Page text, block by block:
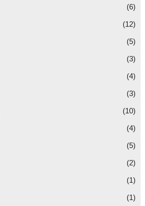
(6)
(12)
(5)
(3)
(4)
(3)
(10)
(4)
(5)
(2)
(1)
(1)